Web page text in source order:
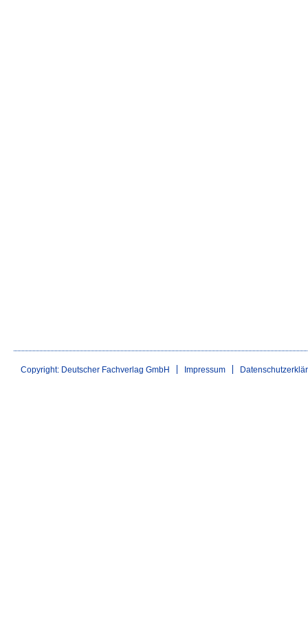
Copyright: Deutscher Fachverlag GmbH Impressum